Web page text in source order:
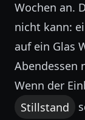
Wochen an.
nicht kann:
auf ein Glas
Abendessen
Wenn der
Stillstand